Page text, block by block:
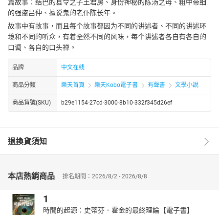
篇故事：结巴的县令之子王君房、身份神秘的陈汤之母、粗中带细
的强盗吕仲、擅说鬼的老仆陈长年。
故事中有故事，而且每个故事都因为不同的讲述者、不同的讲述环
境和不同的听众，有着全然不同的风味，每个讲述者各自有各自的
口调、各自的口头禅。
品牌 中文在线
商品分類 樂天首頁 樂天Kobo電子書 有聲書 文學小說
商品貨號(SKU) b29e1154-27cd-3000-8b10-332f345d26ef
退換貨須知
本店熱銷商品 排名期間：2026/8/2 - 2026/8/8
1
時間的起源：史蒂芬．霍金的最終理論【電子書】